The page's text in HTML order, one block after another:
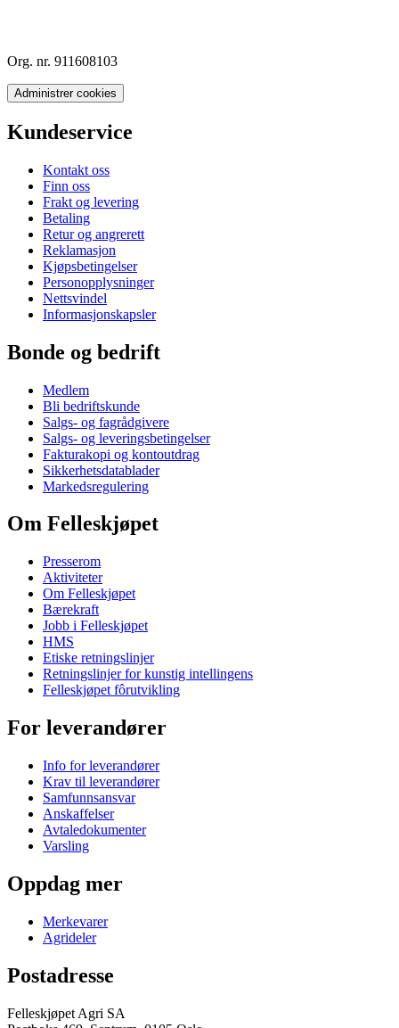
Org. nr. 911608103
Administrer cookies
Kundeservice
Kontakt oss
Finn oss
Frakt og levering
Betaling
Retur og angrerett
Reklamasjon
Kjøpsbetingelser
Personopplysninger
Nettsvindel
Informasjonskapsler
Bonde og bedrift
Medlem
Bli bedriftskunde
Salgs- og fagrådgivere
Salgs- og leveringsbetingelser
Fakturakopi og kontoutdrag
Sikkerhetsdatablader
Markedsregulering
Om Felleskjøpet
Presserom
Aktiviteter
Om Felleskjøpet
Bærekraft
Jobb i Felleskjøpet
HMS
Etiske retningslinjer
Retningslinjer for kunstig intellingens
Felleskjøpet fôrutvikling
For leverandører
Info for leverandører
Krav til leverandører
Samfunnsansvar
Anskaffelser
Avtaledokumenter
Varsling
Oppdag mer
Merkevarer
Agrideler
Postadresse
Felleskjøpet Agri SA